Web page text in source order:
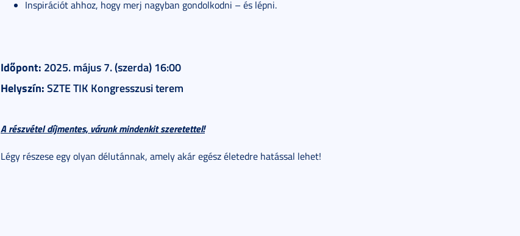
Inspirációt ahhoz, hogy merj nagyban gondolkodni – és lépni.
Időpont: 2025. május 7. (szerda) 16:00
Helyszín:SZTE TIK Kongresszusi terem
A részvétel díjmentes, várunk mindenkit szeretettel!
Légy részese egy olyan délutánnak, amely akár egész életedre hatással lehet!